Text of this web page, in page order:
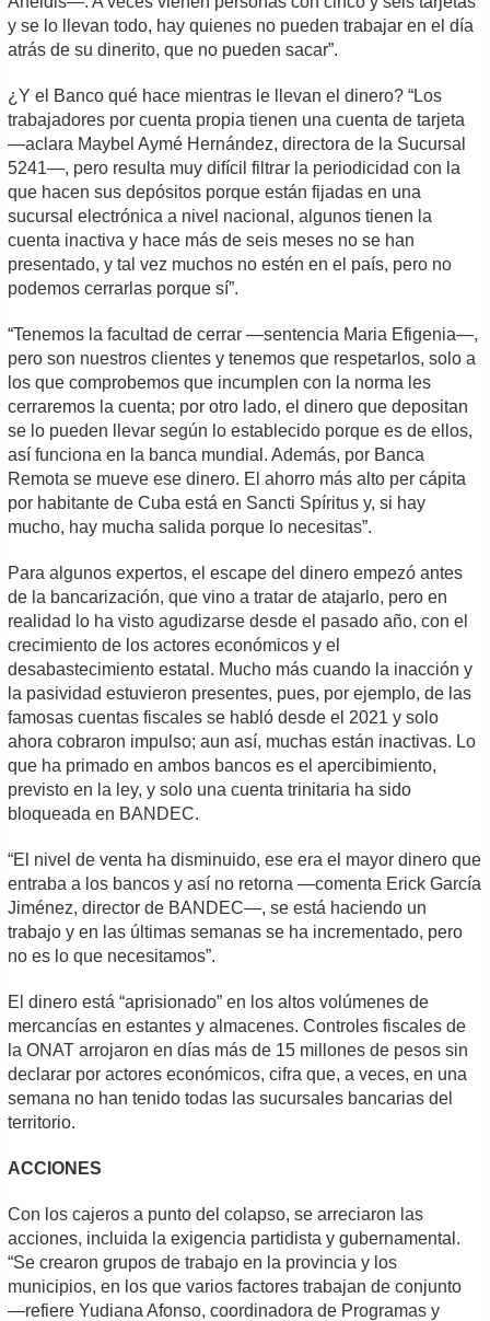
y se lo llevan todo, hay quienes no pueden trabajar en el día
atrás de su dinerito, que no pueden sacar”.
¿Y el Banco qué hace mientras le llevan el dinero? “Los
trabajadores por cuenta propia tienen una cuenta de tarjeta
—aclara Maybel Aymé Hernández, directora de la Sucursal
5241—, pero resulta muy difícil filtrar la periodicidad con la
que hacen sus depósitos porque están fijadas en una
sucursal electrónica a nivel nacional, algunos tienen la
cuenta inactiva y hace más de seis meses no se han
presentado, y tal vez muchos no estén en el país, pero no
podemos cerrarlas porque sí”.
“Tenemos la facultad de cerrar —sentencia Maria Efigenia—,
pero son nuestros clientes y tenemos que respetarlos, solo a
los que comprobemos que incumplen con la norma les
cerraremos la cuenta; por otro lado, el dinero que depositan
se lo pueden llevar según lo establecido porque es de ellos,
así funciona en la banca mundial. Además, por Banca
Remota se mueve ese dinero. El ahorro más alto per cápita
por habitante de Cuba está en Sancti Spíritus y, si hay
mucho, hay mucha salida porque lo necesitas”.
Para algunos expertos, el escape del dinero empezó antes
de la bancarización, que vino a tratar de atajarlo, pero en
realidad lo ha visto agudizarse desde el pasado año, con el
crecimiento de los actores económicos y el
desabastecimiento estatal. Mucho más cuando la inacción y
la pasividad estuvieron presentes, pues, por ejemplo, de las
famosas cuentas fiscales se habló desde el 2021 y solo
ahora cobraron impulso; aun así, muchas están inactivas. Lo
que ha primado en ambos bancos es el apercibimiento,
previsto en la ley, y solo una cuenta trinitaria ha sido
bloqueada en BANDEC.
“El nivel de venta ha disminuido, ese era el mayor dinero que
entraba a los bancos y así no retorna —comenta Erick García
Jiménez, director de BANDEC—, se está haciendo un
trabajo y en las últimas semanas se ha incrementado, pero
no es lo que necesitamos”.
El dinero está “aprisionado” en los altos volúmenes de
mercancías en estantes y almacenes. Controles fiscales de
la ONAT arrojaron en días más de 15 millones de pesos sin
declarar por actores económicos, cifra que, a veces, en una
semana no han tenido todas las sucursales bancarias del
territorio.
ACCIONES
Con los cajeros a punto del colapso, se arreciaron las
acciones, incluida la exigencia partidista y gubernamental.
“Se crearon grupos de trabajo en la provincia y los
municipios, en los que varios factores trabajan de conjunto
—refiere Yudiana Afonso, coordinadora de Programas y